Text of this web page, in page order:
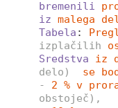
bremenili
iz malega
Tabela :
izplačilih
Sredstva
iz
delo)
se
-
2 % v
obstoječ),